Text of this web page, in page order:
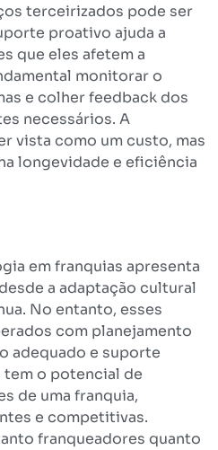
terceirizados pode ser
proativo ajuda a
que eles afetem a
monitorar o
e colher feedback dos
necessários. A
vista como um custo, mas
longevidade e eficiência
em franquias apresenta
a adaptação cultural
No entanto, esses
com planejamento
adequado e suporte
o potencial de
de uma franquia,
e competitivas.
franqueadores quanto